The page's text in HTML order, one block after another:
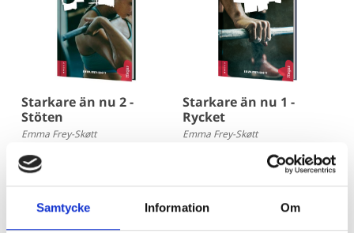
Samtycke Information Om
Starkare än nu 2 -
Stöten
Emma Frey-Skøtt
205 kr
Starkare än nu 1 -
Rycket
Emma Frey-Skøtt